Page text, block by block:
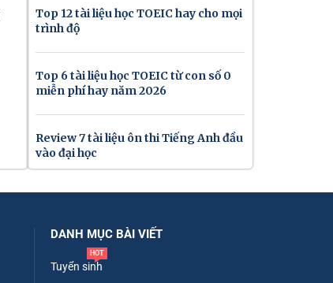
Top 12 tài liệu học TOEIC hay cho mọi
trình độ
Top 6 tài liệu học TOEIC từ con số 0
miễn phí hay năm 2026
Review 7 tài liệu ôn thi Tiếng Anh đầu
vào đại học
DANH MỤC BÀI VIẾT
Tuyển sinh
HOT